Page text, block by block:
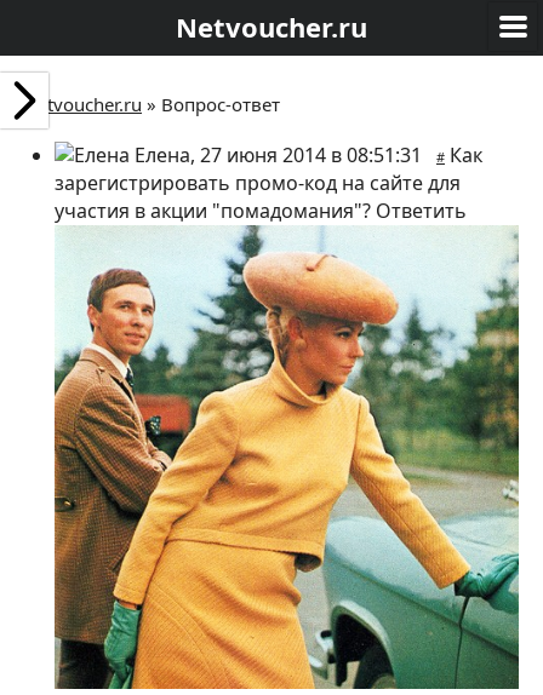
Netvoucher.ru
Netvoucher.ru » Вопрос-ответ
Елена, 27 июня 2014 в 08:51:31 # Как
зарегистрировать промо-код на сайте для
участия в акции "помадомания"? Ответить